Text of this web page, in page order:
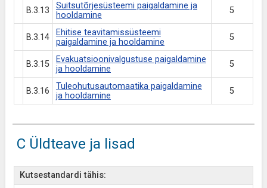
B.3.13
Suitsutõrjesüsteemi paigaldamine ja
hooldamine
5
B.3.14
Ehitise teavitamissüsteemi
paigaldamine ja hooldamine
5
B.3.15
Evakuatsioonivalgustuse paigaldamine
ja hooldamine
5
B.3.16
Tuleohutusautomaatika paigaldamine
ja hooldamine
5
C Üldteave ja lisad
Kutsestandardi tähis: